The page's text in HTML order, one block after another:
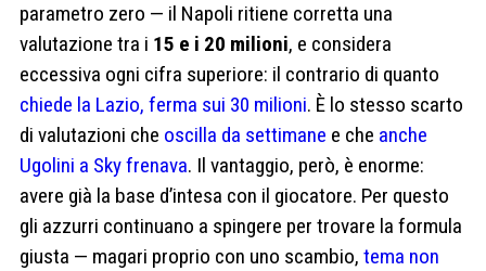
parametro zero — il Napoli ritiene corretta una
valutazione tra i 15 e i 20 milioni, e considera
eccessiva ogni cifra superiore: il contrario di quanto
chiede la Lazio, ferma sui 30 milioni. È lo stesso scarto
di valutazioni che oscilla da settimane e che anche
Ugolini a Sky frenava. Il vantaggio, però, è enorme:
avere già la base d’intesa con il giocatore. Per questo
gli azzurri continuano a spingere per trovare la formula
giusta — magari proprio con uno scambio, tema non